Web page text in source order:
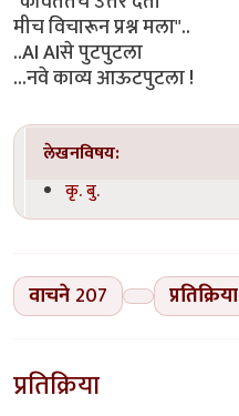
मीच विचारून प्रश्न मला"..
..AI AIसे पुटपुटला
...नवे काव्य आऊटपुटला !
लेखनविषय:
कृ. बु.
वाचने 207 प्रतिक्रिया
प्रतिक्रिया